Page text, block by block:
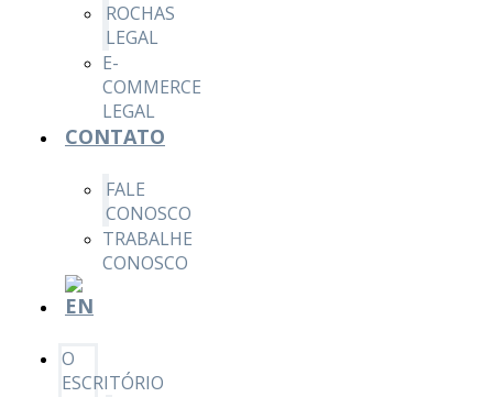
ROCHAS
LEGAL
E-
COMMERCE
LEGAL
CONTATO
FALE
CONOSCO
TRABALHE
CONOSCO
O
ESCRITÓRIO